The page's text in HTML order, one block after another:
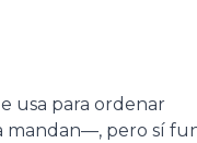
usa para ordenar
mandan—, pero sí